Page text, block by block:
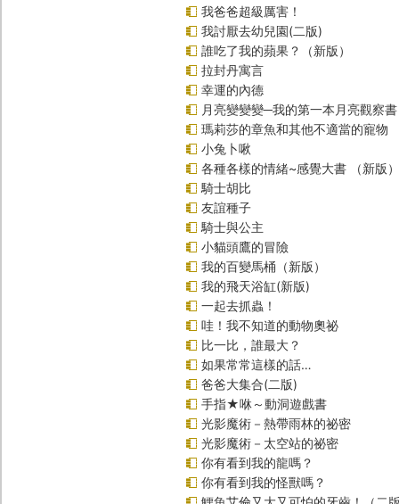
我爸爸超級厲害！
我討厭去幼兒園(二版)
誰吃了我的蘋果？（新版）
拉封丹寓言
幸運的內德
月亮變變變─我的第一本月亮觀察書
瑪莉莎的章魚和其他不適當的寵物
小兔卜啾
各種各樣的情緒~感覺大書 （新版）
騎士胡比
友誼種子
騎士與公主
小貓頭鷹的冒險
我的百變馬桶（新版）
我的飛天浴缸(新版)
一起去抓蟲！
哇！我不知道的動物奧祕
比一比，誰最大？
如果常常這樣的話…
爸爸大集合(二版)
手指★咻～動洞遊戲書
光影魔術－熱帶雨林的祕密
光影魔術－太空站的祕密
你有看到我的龍嗎？
你有看到我的怪獸嗎？